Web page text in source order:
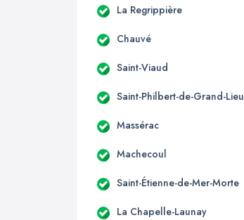
La Regrippière
Chauvé
Saint-Viaud
Saint-Philbert-de-Grand-Lieu
Massérac
Machecoul
Saint-Étienne-de-Mer-Morte
La Chapelle-Launay